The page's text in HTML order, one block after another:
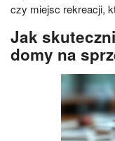
czy miejsc rekreacji,
Jak
domy na